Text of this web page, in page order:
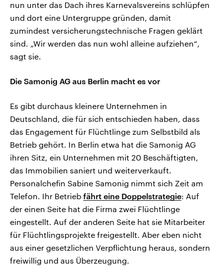
nun unter das Dach ihres Karnevalsvereins schlüpfen
und dort eine Untergruppe gründen, damit
zumindest versicherungstechnische Fragen geklärt
sind. „Wir werden das nun wohl alleine aufziehen“,
sagt sie.
Die Samonig AG aus Berlin macht es vor
Es gibt durchaus kleinere Unternehmen in
Deutschland, die für sich entschieden haben, dass
das Engagement für Flüchtlinge zum Selbstbild als
Betrieb gehört. In Berlin etwa hat die Samonig AG
ihren Sitz, ein Unternehmen mit 20 Beschäftigten,
das Immobilien saniert und weiterverkauft.
Personalchefin Sabine Samonig nimmt sich Zeit am
Telefon. Ihr Betrieb fährt eine Doppelstrategie: Auf
der einen Seite hat die Firma zwei Flüchtlinge
eingestellt. Auf der anderen Seite hat sie Mitarbeiter
für Flüchtlingsprojekte freigestellt. Aber eben nicht
aus einer gesetzlichen Verpflichtung heraus, sondern
freiwillig und aus Überzeugung.